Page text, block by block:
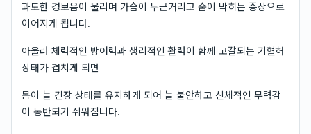
과도한 경보음이 울리며 가슴이 두근거리고 숨이 막히는 증상으로
이어지게 됩니다.
아울러 체력적인 방어력과 생리적인 활력이 함께 고갈되는 기혈허
상태가 겹치게 되면
몸이 늘 긴장 상태를 유지하게 되어 늘 불안하고 신체적인 무력감
이 동반되기 쉬워집니다.